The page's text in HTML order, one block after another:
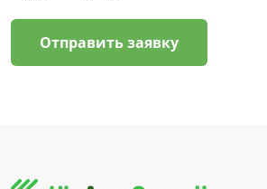
Отправить заявку